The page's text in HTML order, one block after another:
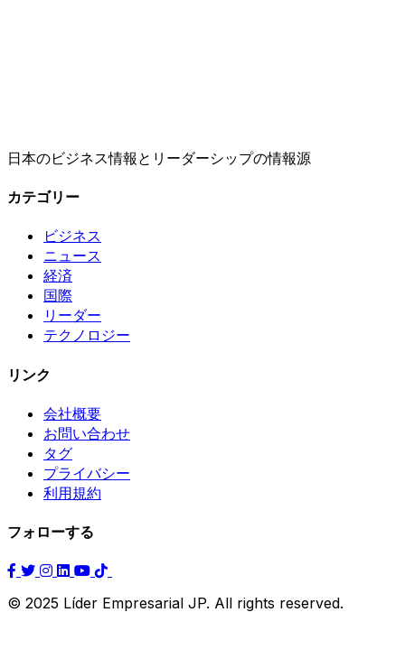
日本のビジネス情報とリーダーシップの情報源
カテゴリー
ビジネス
ニュース
経済
国際
リーダー
テクノロジー
リンク
会社概要
お問い合わせ
タグ
プライバシー
利用規約
フォローする
© 2025 Líder Empresarial JP. All rights reserved.